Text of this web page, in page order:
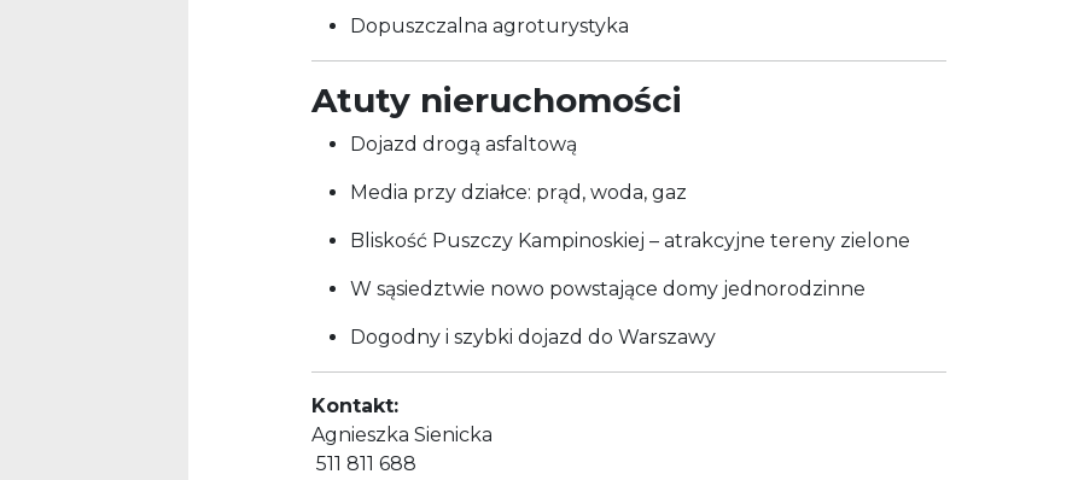
Dopuszczalna agroturystyka
Atuty nieruchomości
Dojazd drogą asfaltową
Media przy działce: prąd, woda, gaz
Bliskość Puszczy Kampinoskiej – atrakcyjne tereny zielone
W sąsiedztwie nowo powstające domy jednorodzinne
Dogodny i szybki dojazd do Warszawy
Kontakt:
Agnieszka Sienicka
511 811 688